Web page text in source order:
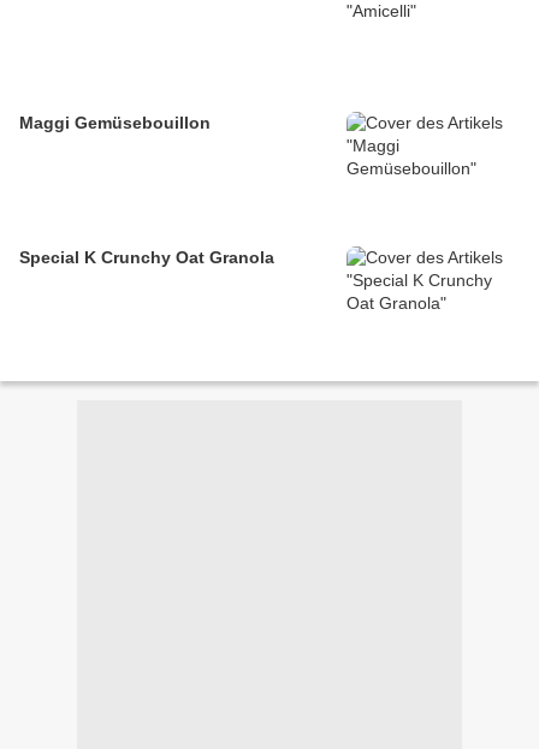
Maggi Gemüsebouillon
Special K Crunchy Oat Granola